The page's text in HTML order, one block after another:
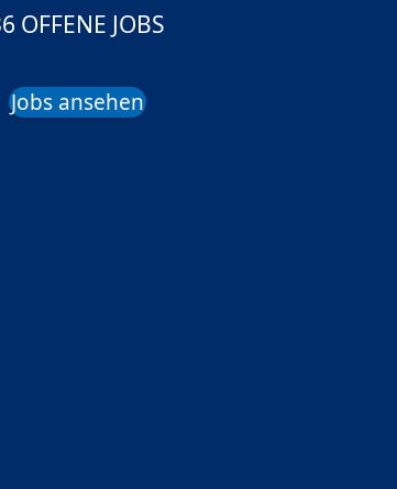
OFFENE JOBS
Jobs ansehen